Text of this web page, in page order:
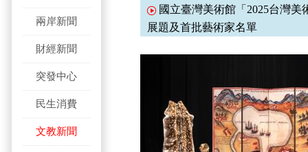
兩岸新聞
財經新聞
突發中心
民生消費
文教新聞
國立臺灣美術館「2025台灣
展題及首批藝術家名單